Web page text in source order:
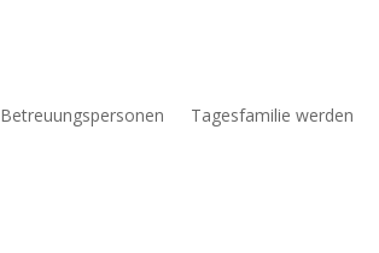
Betreuungspersonen Tagesfamilie werden